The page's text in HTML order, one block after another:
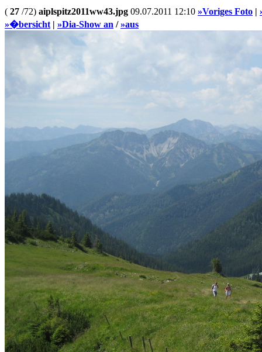
( 27 /72) aiplspitz2011ww43.jpg 09.07.2011 12:10 »Voriges Foto |
»�bersicht | »Dia-Show an /»aus